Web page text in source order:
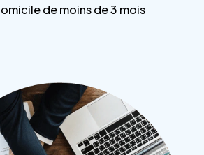
de moins de 3 mois